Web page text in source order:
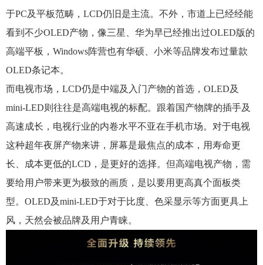
于PC及平板范畴，LCD仍旧是主流。不外，市道上已经经能
看到不少OLED产物，像三星、华为早已经推出过OLED版的
高端平板，Windows阵营也有华硕、小米等品牌发布过量款
OLED条记本。
而电视市场，LCD仍是中端及入门产物的首选，OLED及
mini-LED则往往是高端电视的标配。跟着国产物牌的插手及
高速成长，电视行业的内卷水平不亚在手机市场。对于电视
这种超年夜屏产物来讲，屏幕是最焦点的成本，用寿命更
长、成本更低的LCD，是更好的选择。但高端电视产物，需
要给用户带来更为极致的画质，是以要用更高真个面板类
型。OLED及mini-LED于对于比度、色采显示等方面更具上
风，天然会被品牌及用户青睐。